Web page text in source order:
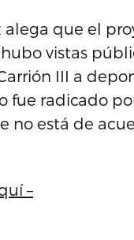
que el
vistas
III a
fue radicado
no está de
–